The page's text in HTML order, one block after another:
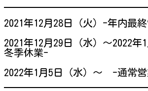
2021年12月28日（火）-年内最
2021年12月29日（水）～2022
冬季休業-
2022年1月5日（水）～ -通常